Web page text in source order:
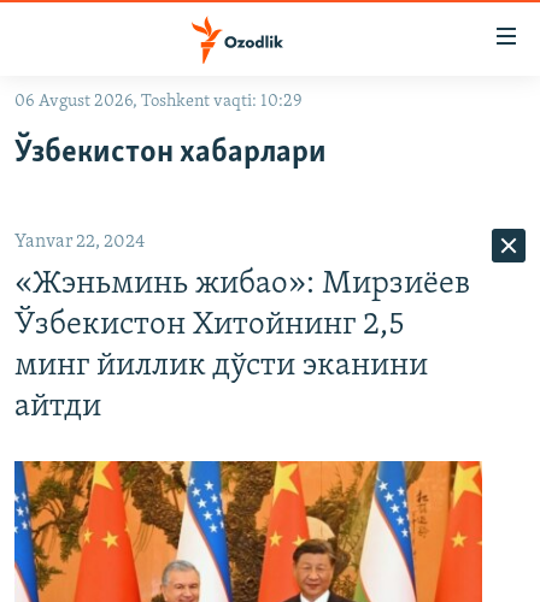
Асосий
Қидиришга
ўтинг
OZODLIK SURISHTIRUVLARI
На русском
Озодлик бошқа тилларда
06 Avgust 2026, Toshkent vaqti: 10:29
Ўзбекистон хабарлари
Yanvar 22, 2024
«Жэньминь жибао»: Мирзиёев
Ўзбекистон Хитойнинг 2,5
минг йиллик дўсти эканини
айтди